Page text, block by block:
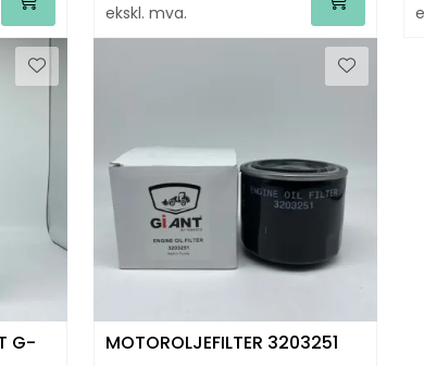
ekskl. mva.
G-
MOTOROLJEFILTER 3203251